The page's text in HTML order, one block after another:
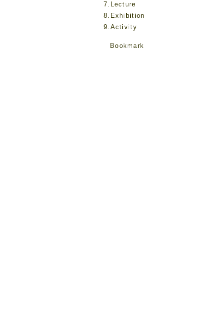
7.Lecture
8.Exhibition
9.Activity
Bookmark